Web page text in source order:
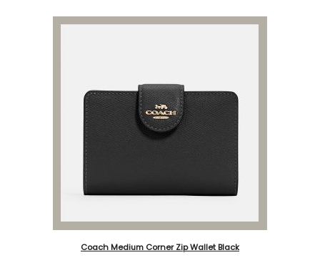
Coach Medium Corner Zip Wallet Black